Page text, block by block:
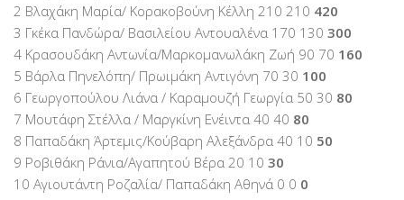
2 Βλαχάκη Μαρία/ Κορακοβούνη Κέλλη 210 210 420
3 Γκέκα Πανδώρα/ Βασιλείου Αντουαλένα 170 130 300
4 Κρασουδάκη Αντωνία/Μαρκομανωλάκη Ζωή 90 70 160
5 Βάρλα Πηνελόπη/ Πρωιμάκη Αντιγόνη 70 30 100
6 Γεωργοπούλου Λιάνα / Καραμουζή Γεωργία 50 30 80
7 Μουτάφη Στέλλα / Μαργκίνη Ενέιντα 40 40 80
8 Παπαδάκη Άρτεμις/Κούβαρη Αλεξάνδρα 40 10 50
9 Ροβιθάκη Ράνια/Αγαπητού Βέρα 20 10 30
10 Αγιουτάντη Ροζαλία/ Παπαδάκη Αθηνά 0 0 0